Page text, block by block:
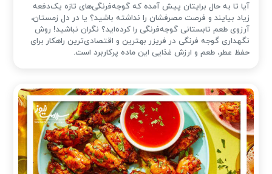
آیا تا به حال برایتان پیش آمده که گوجه‌فرنگی‌های تازه یک‌دفعه
زیاد بیایند و فرصت مصرفشان را نداشته باشید؟ یا در دل زمستان،
آرزوی طعم تابستانی گوجه‌فرنگی را کرده‌اید؟ نگران نباشید! روش
نگهداری گوجه فرنگی در فریزر بهترین و اقتصادی‌ترین راهکار برای
حفظ عطر، طعم و ارزش غذایی این ماده پرکاربرد است.